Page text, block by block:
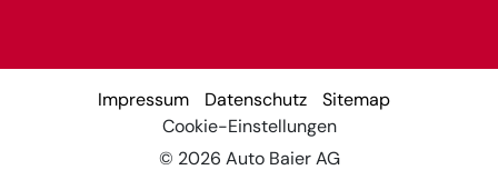
Impressum Datenschutz
Sitemap
Cookie-Einstellungen
© 2026 Auto Baier AG